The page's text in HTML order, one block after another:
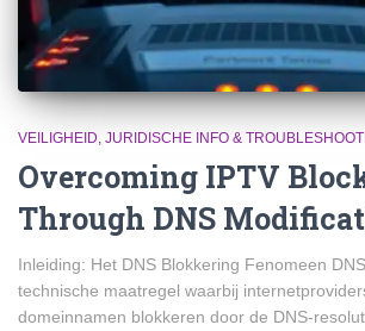
VEILIGHEID, JURIDISCHE INFO &
Overcoming IPTV
Through DNS
Inleiding: Het DNS Blokkering Fenomeen
technische maatregel waarbij
domeinnamen blokkeren door de DNS-